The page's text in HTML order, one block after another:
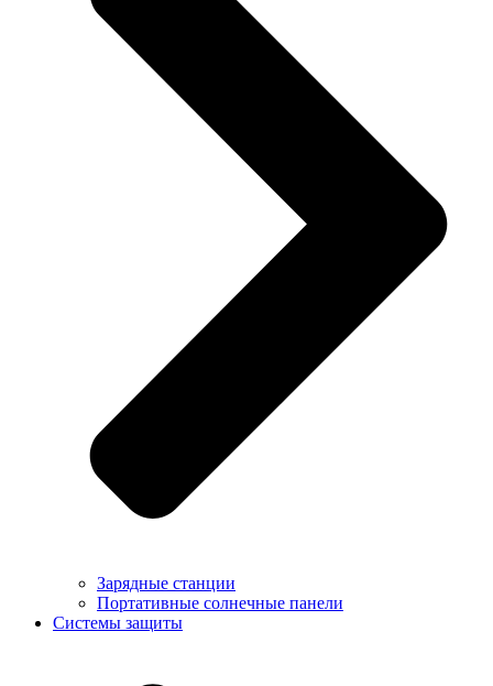
Зарядные станции
Портативные солнечные панели
Системы защиты